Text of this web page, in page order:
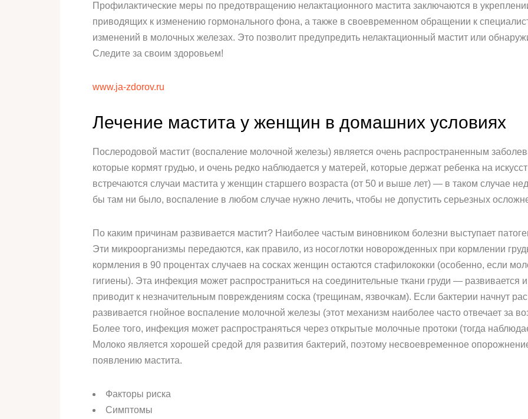
Профилактические меры по предотвращению нелактационного мастита заключаются в
приводящих к изменению гормонального фона, а также в своевременном обращении к
изменений в молочных железах. Это позволит предупредить нелактационный мастит или
Следите за своим здоровьем!
www.ja-zdorov.ru
Лечение мастита у женщин в домашних условиях
Послеродовой мастит (воспаление молочной железы) является очень распространенным
которые кормят грудью, и очень редко наблюдается у матерей, которые держат ребенка на
встречаются случаи мастита у женщин старшего возраста (от 50 и выше лет) — в таком случае
бы там ни было, воспаление в любом случае нужно лечить, чтобы не допустить серьезных
По каким причинам развивается мастит? Наиболее частым виновником болезни выступает
Эти микроорганизмы передаются, как правило, из носоглотки новорожденных при кормлении
кормления в 90 процентах случаев на сосках женщин остаются стафилококки (особенно, если
гигиены). Эта инфекция может распространиться на соединительные ткани груди — развивается
приводит к незначительным повреждениям соска (трещинам, язвочкам). Если бактерии начнут
развивается гнойное воспаление молочной железы (этот механизм наиболее часто отвечает за
Более того, инфекция может распространяться через открытые молочные протоки (тогда
Молоко является хорошей средой для развития бактерий, поэтому несвоевременное
появлению мастита.
Факторы риска
Симптомы